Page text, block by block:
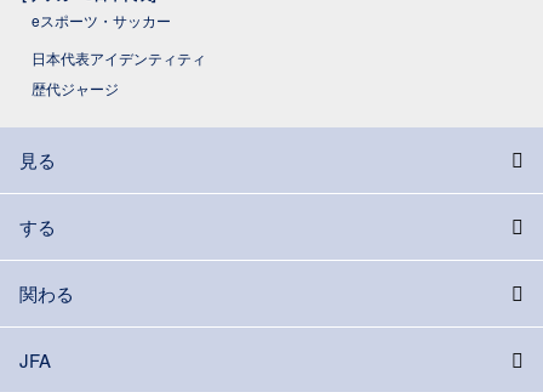
eスポーツ・サッカー
日本代表アイデンティティ
歴代ジャージ
見る
する
関わる
JFA